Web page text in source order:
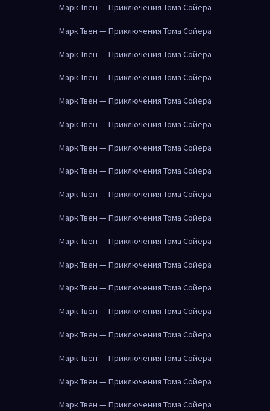
Марк Твен — Приключения Тома Сойера
Марк Твен — Приключения Тома Сойера
Марк Твен — Приключения Тома Сойера
Марк Твен — Приключения Тома Сойера
Марк Твен — Приключения Тома Сойера
Марк Твен — Приключения Тома Сойера
Марк Твен — Приключения Тома Сойера
Марк Твен — Приключения Тома Сойера
Марк Твен — Приключения Тома Сойера
Марк Твен — Приключения Тома Сойера
Марк Твен — Приключения Тома Сойера
Марк Твен — Приключения Тома Сойера
Марк Твен — Приключения Тома Сойера
Марк Твен — Приключения Тома Сойера
Марк Твен — Приключения Тома Сойера
Марк Твен — Приключения Тома Сойера
Марк Твен — Приключения Тома Сойера
Марк Твен — Приключения Тома Сойера